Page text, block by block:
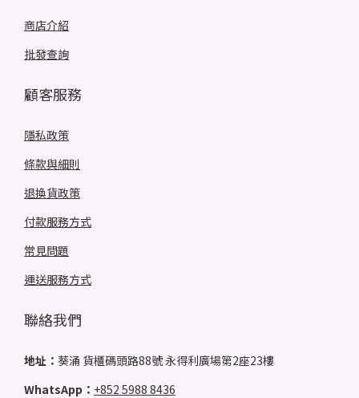
商店介紹
批發查詢
顧客服務
隱私政策
條款與細則
退換貨政策
付款服務方式
常見問題
運送服務方式
聯絡我們
地址： 葵涌 貨櫃碼頭路88號 永得利廣場第2座23樓
WhatsApp： +852 5988 8436